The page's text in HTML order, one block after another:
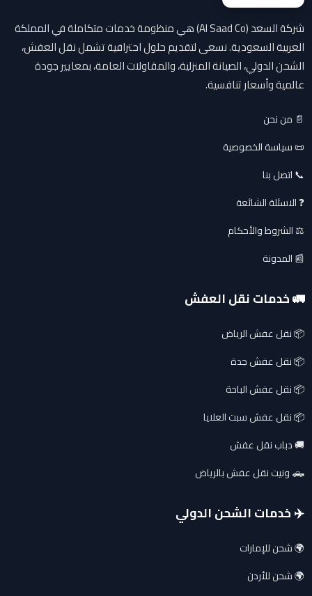
شركة السعد (Al Saad Co) هي منظومة خدمات متكاملة في المملكة
العربية السعودية. نسعى لتقديم حلول احترافية تشمل نقل العفش،
الشحن الدولي، الصيانة المنزلية، والمقاولات العامة، بمعايير جودة
عالمية وأسعار تنافسية.
📄 من نحن
📜 سياسة الخصوصية
📞 اتصل بنا
❓ الاسئلة الشائعة
⚖️ الشروط والأحكام
📰 المدونة
🚛 خدمات نقل العفش
📦 نقل عفش الرياض
📦 نقل عفش جدة
📦 نقل عفش الباحة
📦 نقل عفش سبت العلايا
🚚 دباب نقل عفش
🛻 ونيت نقل عفش بالرياض
✈️ خدمات الشحن الدولي
🌍 شحن للإمارات
🌍 شحن للأردن